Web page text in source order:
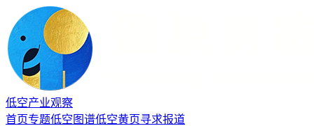
低空产业观察
首页专题低空图谱低空黄页寻求报道